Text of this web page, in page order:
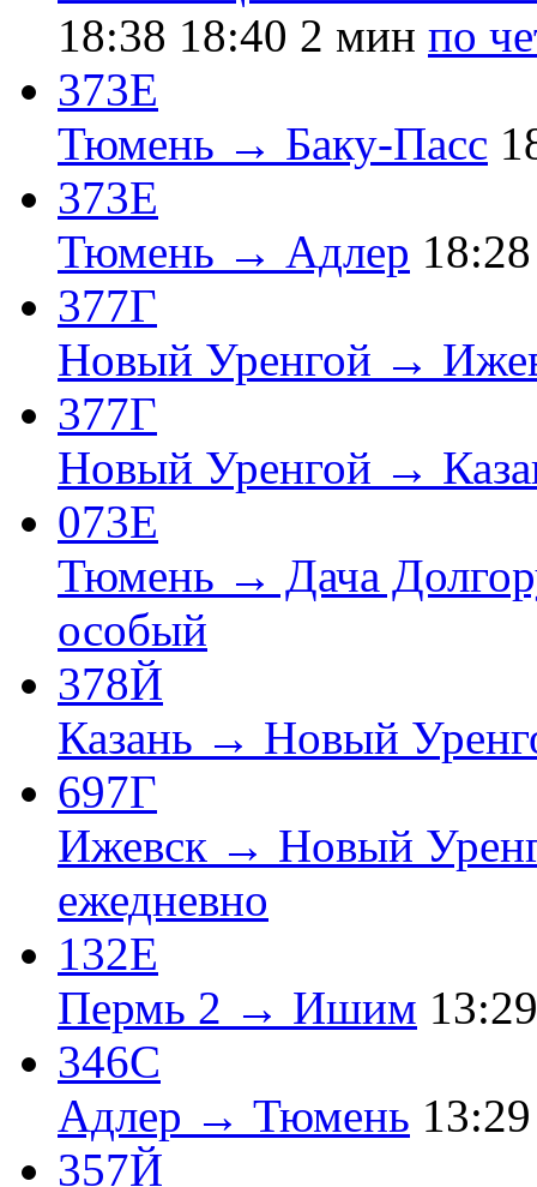
18:38 18:40 2 мин по
373Е
Тюмень → Баку-Пасс
373Е
Тюмень → Адлер 18:28
377Г
Новый Уренгой →
377Г
Новый Уренгой →
073Е
Тюмень → Дача
особый
378Й
Казань → Новый
697Г
Ижевск → Новый
ежедневно
132Е
Пермь 2 → Ишим 13:29
346С
Адлер → Тюмень 13:29
357Й